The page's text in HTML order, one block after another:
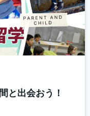
と出会おう！